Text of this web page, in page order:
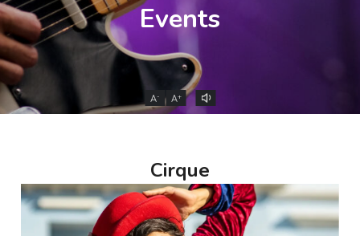
Events
A- A+
Cirque